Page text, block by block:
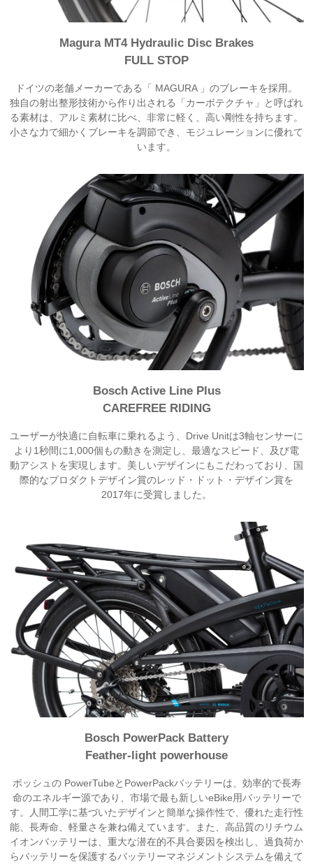
Magura MT4 Hydraulic Disc Brakes
FULL STOP
ドイツの老舗メーカーである「 MAGURA 」のブレーキを採用。
独自の射出整形技術から作り出される「カーボテクチャ」と呼ばれ
る素材は、アルミ素材に比べ、非常に軽く、高い剛性を持ちます。
小さな力で細かくブレーキを調節でき、モジュレーションに優れて
います。
Bosch Active Line Plus
CAREFREE RIDING
ユーザーが快適に自転車に乗れるよう、Drive Unitは3軸センサーに
より1秒間に1,000個もの動きを測定し、最適なスピード、及び電
動アシストを実現します。美しいデザインにもこだわっており、国
際的なプロダクトデザイン賞のレッド・ドット・デザイン賞を
2017年に受賞しました。
Bosch PowerPack Battery
Feather-light powerhouse
ボッシュの PowerTubeとPowerPackバッテリーは、効率的で長寿
命のエネルギー源であり、市場で最も新しいeBike用バッテリーで
す。人間工学に基づいたデザインと簡単な操作性で、優れた走行性
能、長寿命、軽量さを兼ね備えています。また、高品質のリチウム
イオンバッテリーは、重大な潜在的不具合要因を検出し、過負荷か
らバッテリーを保護するバッテリーマネジメントシステムを備えて